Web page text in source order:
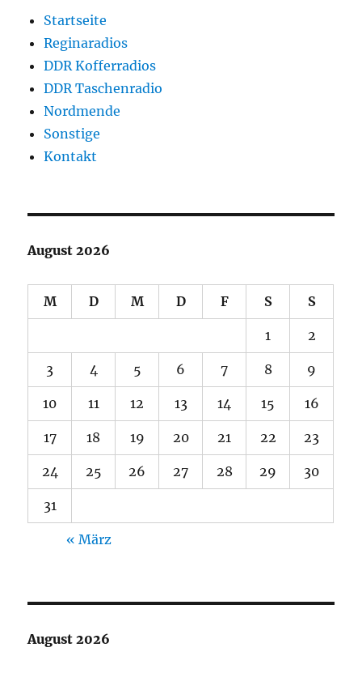
Startseite
Reginaradios
DDR Kofferradios
DDR Taschenradio
Nordmende
Sonstige
Kontakt
August 2026
M D M D F S S
1 2
3 4 5 6 7 8 9
10 11 12 13 14 15 16
17 18 19 20 21 22 23
24 25 26 27 28 29 30
31
« März
August 2026